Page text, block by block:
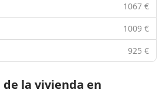
1067 €
1009 €
925 €
la vivienda en